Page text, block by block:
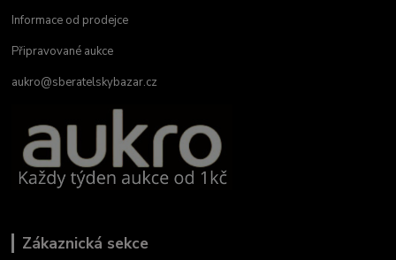
Informace od prodejce
Připravované aukce
aukro@sberatelskybazar.cz
Zákaznická sekce